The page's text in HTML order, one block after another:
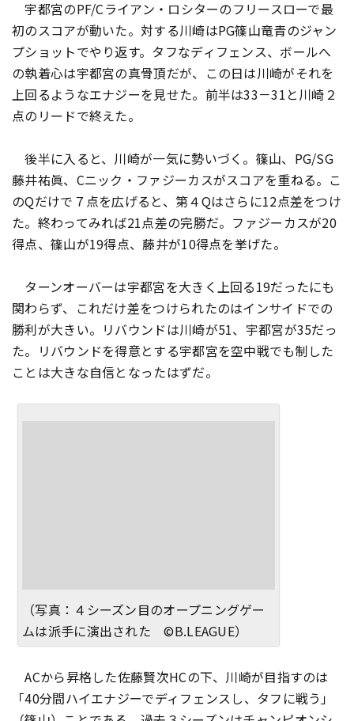
宇都宮のPF/Cライアン・ロシターのフリースローで最
初のスコアが動いた。対する川崎はPG篠山竜青のジャン
プショットでやり返す。タフなディフェンス、ボールへ
の執着心は宇都宮の真骨頂だが、この日は川崎がそれを
上回るようなエナジーを見せた。前半は33－31と川崎２
点のリードで終えた。
後半に入ると、川崎が一気に勢いづく。篠山、PG/SG
藤井祐眞、Cニック・ファジーカスがスコアを重ねる。こ
のQだけで７点を広げると、第４Qはさらに12点差をつけ
た。終わってみれば21点差の完勝だ。ファジーカスが20
得点、篠山が19得点、藤井が10得点を挙げた。
ターンオーバーは宇都宮を大きく上回る19だったにも
関わらず、これだけ差をつけられたのはインサイドでの
勝利が大きい。リバウンドは川崎が51、宇都宮が35だっ
た。リバウンドを得意とする宇都宮を空中戦でも制した
ことは大きな自信となったはずだ。
（写真：４シーズン目のオープニングゲー
ムは派手に演出された ©B.LEAGUE）
ACから昇格した佐藤賢次HCの下、川崎が目指すのは
「40分間ハイエナジーでディフェンスし、タフに戦う」